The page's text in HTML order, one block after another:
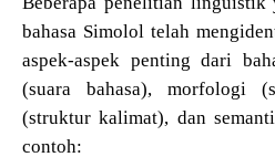
bahasa Simolol telah
aspek-aspek penting dari
(suara bahasa), morfologi
(struktur kalimat), dan
contoh: